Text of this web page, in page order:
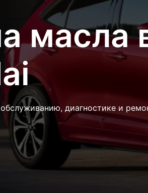
диагностике и